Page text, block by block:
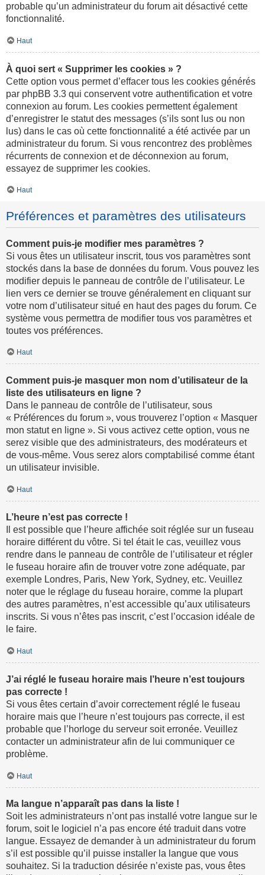
probable qu’un administrateur du forum ait désactivé cette
fonctionnalité.
Haut
À quoi sert « Supprimer les cookies » ?
Cette option vous permet d’effacer tous les cookies générés
par phpBB 3.3 qui conservent votre authentification et votre
connexion au forum. Les cookies permettent également
d’enregistrer le statut des messages (s’ils sont lus ou non
lus) dans le cas où cette fonctionnalité a été activée par un
administrateur du forum. Si vous rencontrez des problèmes
récurrents de connexion et de déconnexion au forum,
essayez de supprimer les cookies.
Haut
Préférences et paramètres des utilisateurs
Comment puis-je modifier mes paramètres ?
Si vous êtes un utilisateur inscrit, tous vos paramètres sont
stockés dans la base de données du forum. Vous pouvez les
modifier depuis le panneau de contrôle de l’utilisateur. Le
lien vers ce dernier se trouve généralement en cliquant sur
votre nom d’utilisateur situé en haut des pages du forum. Ce
système vous permettra de modifier tous vos paramètres et
toutes vos préférences.
Haut
Comment puis-je masquer mon nom d’utilisateur de la
liste des utilisateurs en ligne ?
Dans le panneau de contrôle de l’utilisateur, sous
« Préférences du forum », vous trouverez l’option « Masquer
mon statut en ligne ». Si vous activez cette option, vous ne
serez visible que des administrateurs, des modérateurs et
de vous-même. Vous serez alors comptabilisé comme étant
un utilisateur invisible.
Haut
L’heure n’est pas correcte !
Il est possible que l’heure affichée soit réglée sur un fuseau
horaire différent du vôtre. Si tel était le cas, veuillez vous
rendre dans le panneau de contrôle de l’utilisateur et régler
le fuseau horaire afin de trouver votre zone adéquate, par
exemple Londres, Paris, New York, Sydney, etc. Veuillez
noter que le réglage du fuseau horaire, comme la plupart
des autres paramètres, n’est accessible qu’aux utilisateurs
inscrits. Si vous n’êtes pas inscrit, c’est l’occasion idéale de
le faire.
Haut
J’ai réglé le fuseau horaire mais l’heure n’est toujours
pas correcte !
Si vous êtes certain d’avoir correctement réglé le fuseau
horaire mais que l’heure n’est toujours pas correcte, il est
probable que l’horloge du serveur soit erronée. Veuillez
contacter un administrateur afin de lui communiquer ce
problème.
Haut
Ma langue n’apparaît pas dans la liste !
Soit les administrateurs n’ont pas installé votre langue sur le
forum, soit le logiciel n’a pas encore été traduit dans votre
langue. Essayez de demander à un administrateur du forum
s’il est possible qu’il puisse installer la langue que vous
souhaitez. Si la traduction désirée n’existe pas, vous êtes